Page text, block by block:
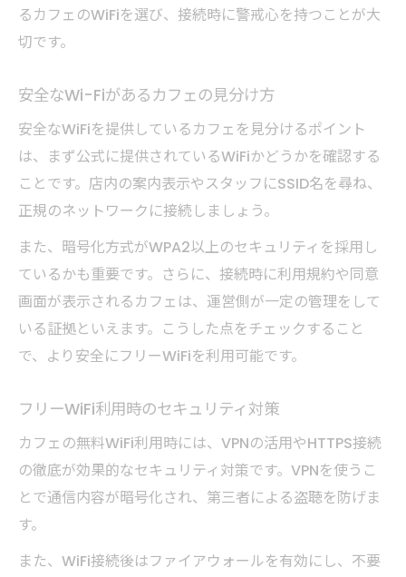
るカフェのWiFiを選び、接続時に警戒心を持つことが大
切です。
安全なWi-Fiがあるカフェの見分け方
安全なWiFiを提供しているカフェを見分けるポイント
は、まず公式に提供されているWiFiかどうかを確認する
ことです。店内の案内表示やスタッフにSSID名を尋ね、
正規のネットワークに接続しましょう。
また、暗号化方式がWPA2以上のセキュリティを採用し
ているかも重要です。さらに、接続時に利用規約や同意
画面が表示されるカフェは、運営側が一定の管理をして
いる証拠といえます。こうした点をチェックすること
で、より安全にフリーWiFiを利用可能です。
フリーWiFi利用時のセキュリティ対策
カフェの無料WiFi利用時には、VPNの活用やHTTPS接続
の徹底が効果的なセキュリティ対策です。VPNを使うこ
とで通信内容が暗号化され、第三者による盗聴を防げま
す。
また、WiFi接続後はファイアウォールを有効にし、不要